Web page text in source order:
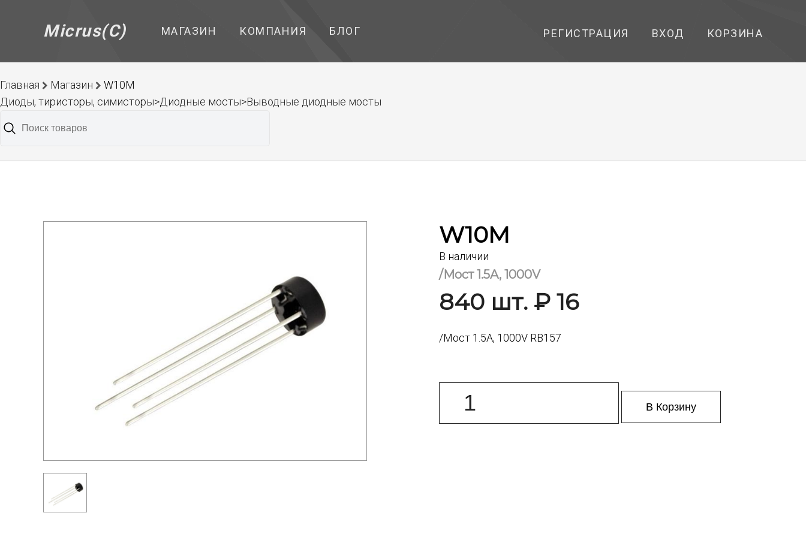
Micrus(C) МАГАЗИН КОМПАНИЯ БЛОГ РЕГИСТРАЦИЯ ВХОД КОРЗИНА
Главная Магазин
W10M
Диоды, тиристоры, симисторы>Диодные мосты>Выводные диодные мосты
W10M
В наличии
/Мост 1.5A, 1000V
840 шт. ₽ 16
/Мост 1.5A, 1000V RB157
В Корзину